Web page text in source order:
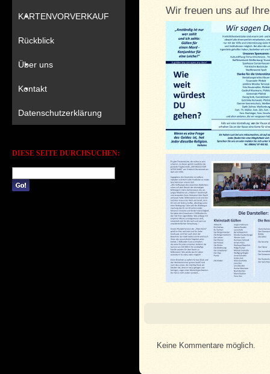
KARTENVORVERKAUF
Rückblick
Über uns
Kontakt
Datenschutzerklärung
DIESE SEITE DURCHSUCHEN:
Wir freuen uns auf
Keine Kommentare möglich.